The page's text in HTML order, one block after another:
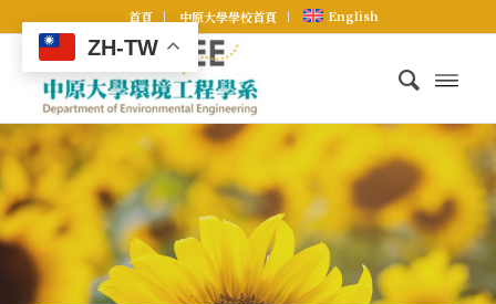
首頁 中原大學學校首頁 English
ZH-TW